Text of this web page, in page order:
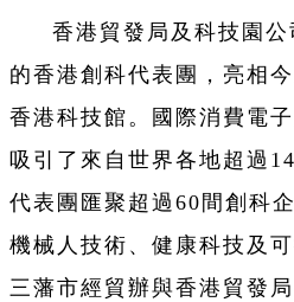
香港貿發局及科技園
的香港創科代表團，亮相
香港科技館。國際消費電
吸引了來自世界各地超過
代表團匯聚超過60間創科
機械人技術、健康科技及
三藩市經貿辦與香港貿發